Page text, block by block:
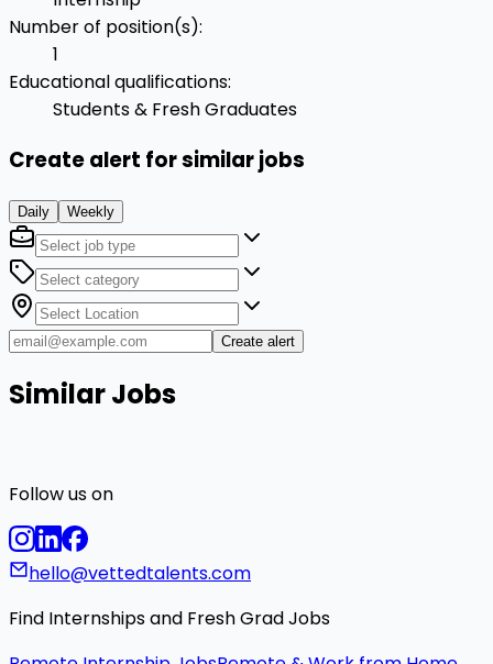
Number of position(s):
1
Educational qualifications:
Students & Fresh Graduates
Create alert for similar jobs
Daily Weekly
Create alert
Similar Jobs
Follow us on
hello@vettedtalents.com
Find Internships and Fresh Grad Jobs